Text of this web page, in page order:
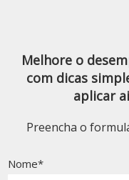
Melhore o
com dicas
aplicar
Preencha o
Nome*